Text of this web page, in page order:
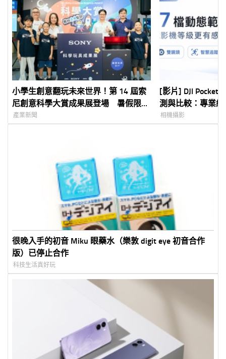
小學生創意翻玩未來世界！第 14 屆索
尼創意科學大賞成果展登場 暑假限定
免費開放體驗 Sony aibo 機器狗、裸
視 3D 顯示器首度來台展出
產業新聞
[影片] DJI Pocket
測與比較：專業級
Vlog 神器全解析
相機攝影
很晚入手的初音 Miku 眼藥水（樂敦 digit eye 初音合作
版）已停止合作
科技生活真好玩